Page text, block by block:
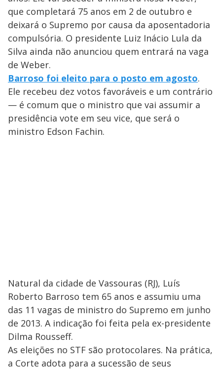
que completará 75 anos em 2 de outubro e
deixará o Supremo por causa da aposentadoria
compulsória. O presidente Luiz Inácio Lula da
Silva ainda não anunciou quem entrará na vaga
de Weber.
Barroso foi eleito para o posto em agosto.
Ele recebeu dez votos favoráveis e um contrário
— é comum que o ministro que vai assumir a
presidência vote em seu vice, que será o
ministro Edson Fachin.
Natural da cidade de Vassouras (RJ), Luís
Roberto Barroso tem 65 anos e assumiu uma
das 11 vagas de ministro do Supremo em junho
de 2013. A indicação foi feita pela ex-presidente
Dilma Rousseff.
As eleições no STF são protocolares. Na prática,
a Corte adota para a sucessão de seus